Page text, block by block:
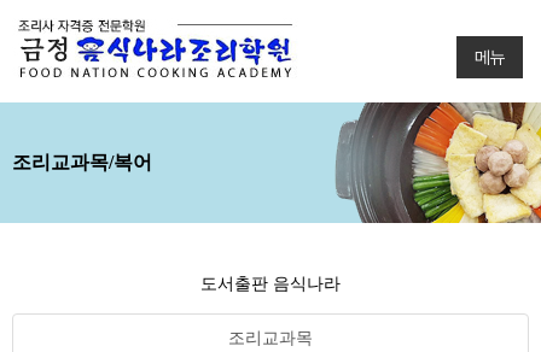
메뉴
조리교과목/복어
도서출판 음식나라
조리교과목